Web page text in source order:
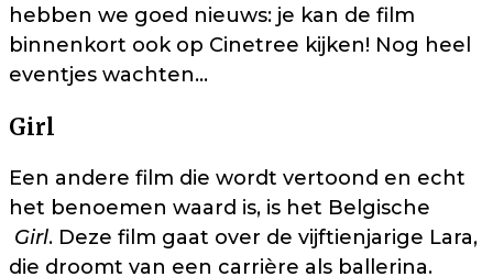
hebben we goed nieuws: je kan de film
binnenkort ook op Cinetree kijken! Nog heel
eventjes wachten...
Girl
Een andere film die wordt vertoond en echt
het benoemen waard is, is het Belgische
Girl. Deze film gaat over de vijftienjarige Lara,
die droomt van een carrière als ballerina.